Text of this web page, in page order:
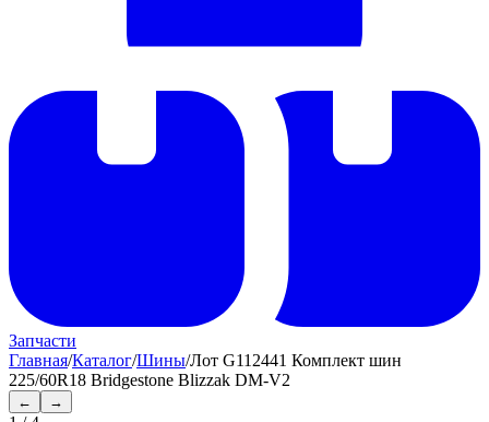
Запчасти
Главная/Каталог/Шины/Лот G112441 Комплект шин
225/60R18 Bridgestone Blizzak DM-V2
← →